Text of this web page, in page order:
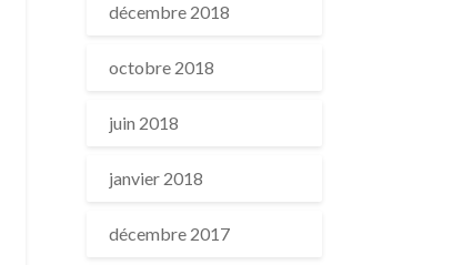
décembre 2018
octobre 2018
juin 2018
janvier 2018
décembre 2017